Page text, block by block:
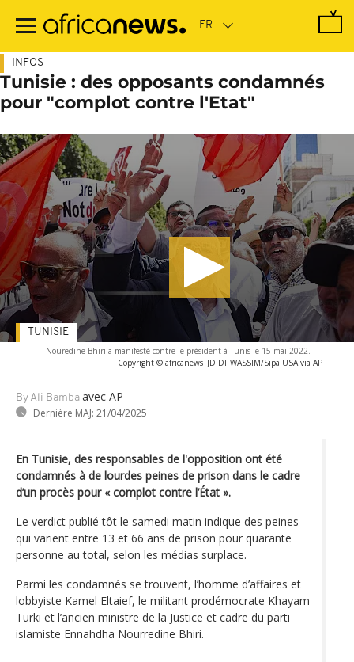
contenu
INFOS
Tunisie : des opposants condamnés
pour "complot contre l'Etat"
Nouredine Bhiri a manifesté contre le président à Tunis le 15 mai 2022. -
Copyright © africanews JDIDI_WASSIM/Sipa USA via AP
By Ali Bamba avec AP
Dernière MAJ: 21/04/2025
TUNISIE
En Tunisie, des responsables de l'opposition ont été
condamnés à de lourdes peines de prison dans le cadre
d’un procès pour « complot contre l’État ».
Le verdict publié tôt le samedi matin indique des peines
qui varient entre 13 et 66 ans de prison pour quarante
personne au total, selon les médias surplace.
Parmi les condamnés se trouvent, l’homme d’affaires et
lobbyiste Kamel Eltaief, le militant prodémocrate Khayam
Turki et l’ancien ministre de la Justice et cadre du parti
islamiste Ennahdha Nourredine Bhiri.